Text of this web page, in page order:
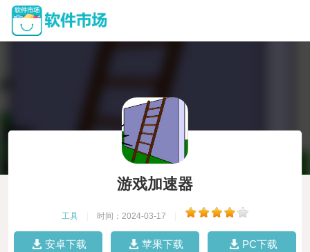
游戏加速器
工具 时间：2024-03-17
安卓下载 苹果下载 PC下载